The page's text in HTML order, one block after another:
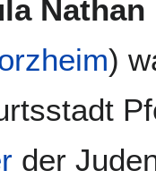
Nathan
)
der